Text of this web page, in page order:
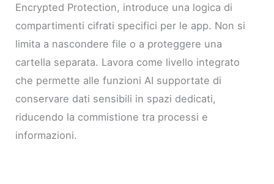
Encrypted Protection, introduce una logica di
compartimenti cifrati specifici per le app. Non si
limita a nascondere file o a proteggere una
cartella separata. Lavora come livello integrato
che permette alle funzioni AI supportate di
conservare dati sensibili in spazi dedicati,
riducendo la commistione tra processi e
informazioni.